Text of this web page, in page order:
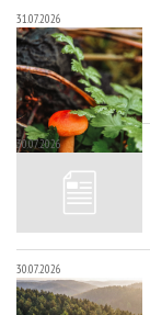
31.07.2026
30.07.2026
30.07.2026